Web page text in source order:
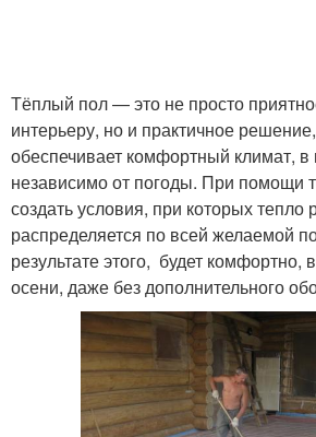
Тёплый пол — это не просто
интерьеру, но и практичное
обеспечивает комфортный климат,
независимо от погоды. При помощи
создать условия, при которых тепло
распределяется по всей желаемой
результате этого, будет комфортно,
осени, даже без дополнительного